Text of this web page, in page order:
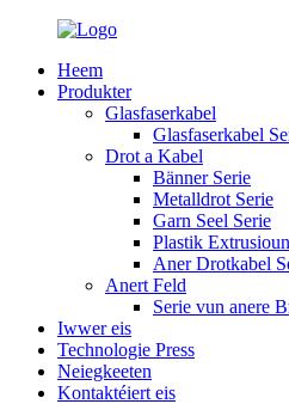
Heem
Produkter
Glasfaserkabel
Glasfaserkabel
Drot a Kabel
Bänner Serie
Metalldrot Serie
Garn Seel Serie
Plastik
Aner Drotkabel
Anert Feld
Serie vun anere
Iwwer eis
Technologie Press
Neiegkeeten
Kontaktéiert eis